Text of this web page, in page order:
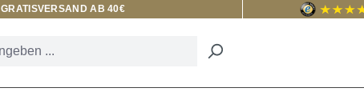
GRATISVERSAND AB 40€